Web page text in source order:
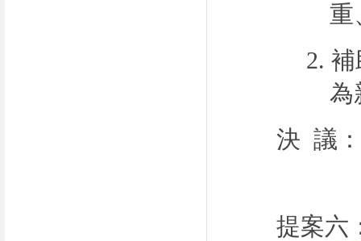
重
2.
為
決 議
提案六